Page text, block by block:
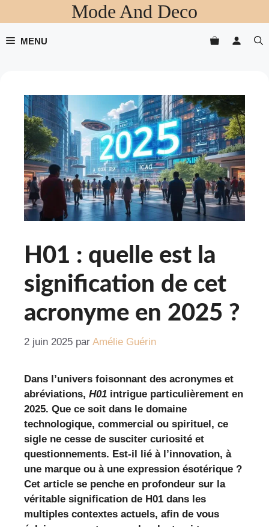
au
contenu
Mode And Deco
MENU
H01 : quelle est la
signification de cet
acronyme en 2025 ?
2 juin 2025 par Amélie Guérin
Dans l’univers foisonnant des acronymes et
abréviations, H01 intrigue particulièrement en
2025. Que ce soit dans le domaine
technologique, commercial ou spirituel, ce
sigle ne cesse de susciter curiosité et
questionnements. Est-il lié à l’innovation, à
une marque ou à une expression ésotérique ?
Cet article se penche en profondeur sur la
véritable signification de H01 dans les
multiples contextes actuels, afin de vous